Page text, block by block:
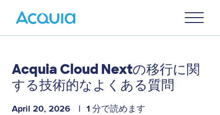
Menu
Acquia Cloud Nextの移行に関
する技術的なよくある質問
April 20, 2026 1 分で読めます